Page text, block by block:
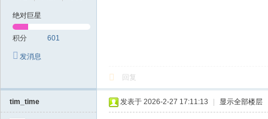
绝对巨星
积分 601
发消息
回复
tim_time 发表于 2026-2-27 17:11:13 显示全部楼层